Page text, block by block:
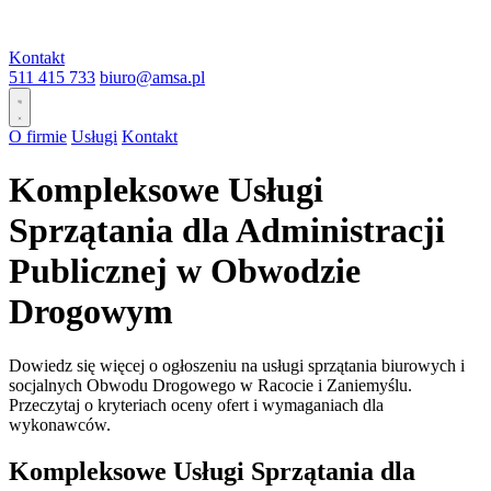
Kontakt
511 415 733 biuro@amsa.pl
O firmie Usługi Kontakt
Kompleksowe Usługi
Sprzątania dla Administracji
Publicznej w Obwodzie
Drogowym
Dowiedz się więcej o ogłoszeniu na usługi sprzątania biurowych i
socjalnych Obwodu Drogowego w Racocie i Zaniemyślu.
Przeczytaj o kryteriach oceny ofert i wymaganiach dla
wykonawców.
Kompleksowe Usługi Sprzątania dla